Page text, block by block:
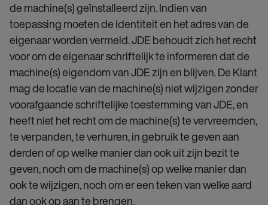
de machine(s) geïnstalleerd zijn. Indien van
toepassing moeten de identiteit en het adres van de
eigenaar worden vermeld. JDE behoudt zich het recht
voor om de eigenaar schriftelijk te informeren dat de
machine(s) eigendom van JDE zijn en blijven. De Klant
mag de locatie van de machine(s) niet wijzigen zonder
voorafgaande schriftelijke toestemming van JDE, en
heeft niet het recht om de machine(s) te vervreemden,
te verpanden, te verhuren, in gebruik te geven aan
derden of op welke manier dan ook uit zijn bezit te
geven, noch om de machine(s) op welke manier dan
ook te wijzigen, noch om er een teken van welke aard
dan ook op aan te brengen.